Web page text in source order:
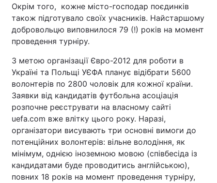
Здоров'я Туризм
Екологія Регіони
Відео з Youtube Статті
Інтерв'ю Думки
Архів Вакансії
Контакти
Окрім того, кожне місто-господар поєдинків
також підготувало своїх учасників. Найстаршому
добровольцю виповнилося 79 (!) років на момент
проведення турніру.
З метою організації Євро-2012 для роботи в
Україні та Польщі УЄФА планує відібрати 5600
волонтерів по 2800 чоловік для кожної країни.
Заявки від кандидатів футбольна асоціація
розпочне реєструвати на власному сайті
uefa.com вже влітку цього року. Наразі,
організатори висувають три основні вимоги до
потенційних волонтерів: вільне володіння, як
мінімум, однією іноземною мовою (співбесіда із
кандидатами буде проводитись англійською),
повних 18 років на момент проведення турніру,